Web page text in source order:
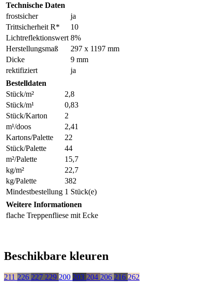
Technische Daten
frostsicher
ja
Trittsicherheit R*
10
Lichtreflektionswert 8%
Herstellungsmaß
297 x 1197 mm
Dicke
9 mm
rektifiziert
ja
Bestelldaten
Stück/m²
2,8
Stück/m¹
0,83
Stück/Karton
2
m¹/doos
2,41
Kartons/Palette
22
Stück/Palette
44
m²/Palette
15,7
kg/m²
22,7
kg/Palette
382
Mindestbestellung 1 Stück(e)
Weitere Informationen
flache Treppenfliese mit Ecke
Beschikbare kleuren
211 226 227 229 200 203 204 206 216 262